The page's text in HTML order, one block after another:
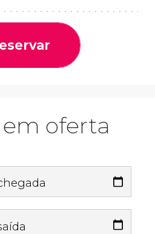
oferta